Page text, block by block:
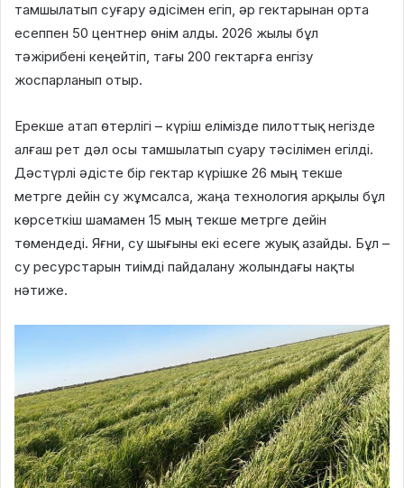
тамшылатып суғару әдісімен егіп, әр гектарынан орта
есеппен 50 центнер өнім алды. 2026 жылы бұл
тәжірибені кеңейтіп, тағы 200 гектарға енгізу
жоспарланып отыр.
Ерекше атап өтерлігі – күріш елімізде пилоттық негізде
алғаш рет дәл осы тамшылатып суару тәсілімен егілді.
Дәстүрлі әдісте бір гектар күрішке 26 мың текше
метрге дейін су жұмсалса, жаңа технология арқылы бұл
көрсеткіш шамамен 15 мың текше метрге дейін
төмендеді. Яғни, су шығыны екі есеге жуық азайды. Бұл –
су ресурстарын тиімді пайдалану жолындағы нақты
нәтиже.